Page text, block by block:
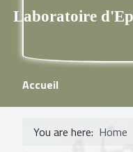
Accueil
You are here: Home